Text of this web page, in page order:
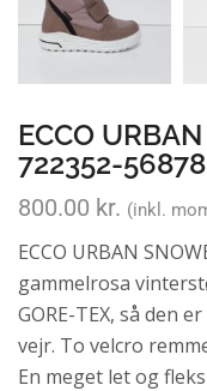
ECCO
722352-56878
800.00 kr. (inkl.
ECCO URBAN
gammelrosa
GORE-TEX, så den
vejr. To velcro
En meget let og